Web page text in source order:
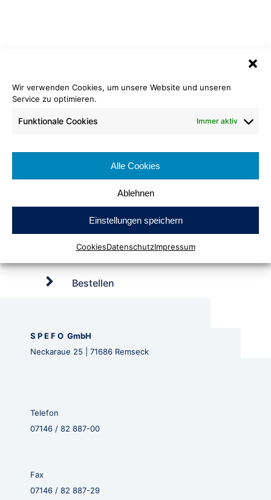
Wir verwenden Cookies, um unsere Website und unseren
Service zu optimieren.
Funktionale Cookies Immer aktiv
Alle Cookies
Ablehnen
Einstellungen speichern
CookiesDatenschutzImpressum
160 alpina/schwarz
Bahnenbreite: ca. 200 cm
Brennverhalten: Cfl-s1
Bestellen
PVC Tanzboden | Ballett
S P E F O GmbH
Neckaraue 25 | 71686 Remseck
Telefon
07146 / 82 887-00
Fax
07146 / 82 887-29